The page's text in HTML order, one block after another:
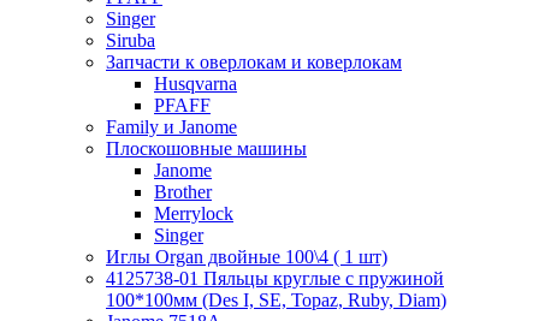
Singer
Siruba
Запчасти к оверлокам и коверлокам
Husqvarna
PFAFF
Family и Janome
Плоскошовные машины
Janome
Brother
Merrylock
Singer
Иглы Organ двойные 100\4 ( 1 шт)
4125738-01 Пяльцы круглые с пружиной
100*100мм (Des I, SE, Topaz, Ruby, Diam)